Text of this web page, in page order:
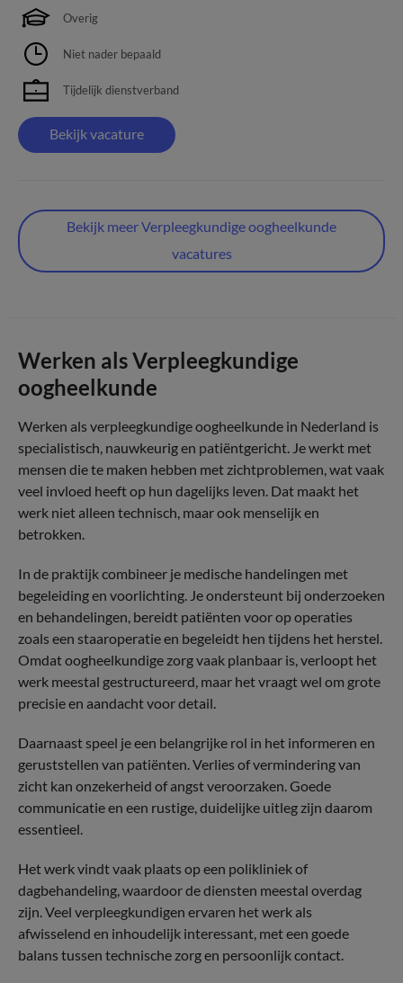
Overig
Niet nader bepaald
Tijdelijk dienstverband
Bekijk vacature
Bekijk meer Verpleegkundige oogheelkunde
vacatures
Werken als Verpleegkundige
oogheelkunde
Werken als verpleegkundige oogheelkunde in Nederland is
specialistisch, nauwkeurig en patiëntgericht. Je werkt met
mensen die te maken hebben met zichtproblemen, wat vaak
veel invloed heeft op hun dagelijks leven. Dat maakt het
werk niet alleen technisch, maar ook menselijk en
betrokken.
In de praktijk combineer je medische handelingen met
begeleiding en voorlichting. Je ondersteunt bij onderzoeken
en behandelingen, bereidt patiënten voor op operaties
zoals een staaroperatie en begeleidt hen tijdens het herstel.
Omdat oogheelkundige zorg vaak planbaar is, verloopt het
werk meestal gestructureerd, maar het vraagt wel om grote
precisie en aandacht voor detail.
Daarnaast speel je een belangrijke rol in het informeren en
geruststellen van patiënten. Verlies of vermindering van
zicht kan onzekerheid of angst veroorzaken. Goede
communicatie en een rustige, duidelijke uitleg zijn daarom
essentieel.
Het werk vindt vaak plaats op een polikliniek of
dagbehandeling, waardoor de diensten meestal overdag
zijn. Veel verpleegkundigen ervaren het werk als
afwisselend en inhoudelijk interessant, met een goede
balans tussen technische zorg en persoonlijk contact.